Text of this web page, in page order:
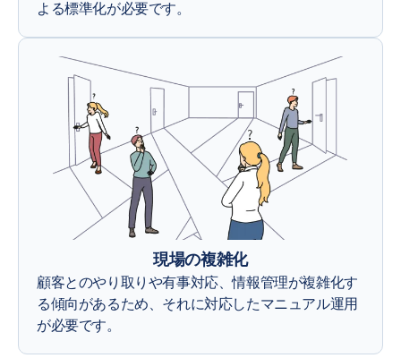
よる標準化が必要です。
現場の複雑化
顧客とのやり取りや有事対応、情報管理が複雑化す
る傾向があるため、それに対応したマニュアル運用
が必要です。